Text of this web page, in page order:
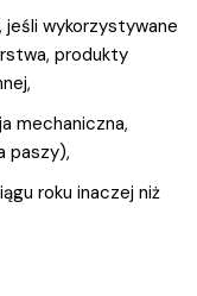
wykorzystywane
produkty
mechaniczna,
paszy),
roku inaczej niż